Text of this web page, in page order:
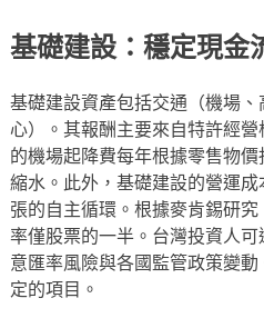
基礎建設：穩定現金
基礎建設資產包括交通（機場
心）。其報酬主要來自特許經
的機場起降費每年根據零售物
縮水。此外，基礎建設的營運
張的自主循環。根據麥肯錫研
率僅股票的一半。台灣投資人
意匯率風險與各國監管政策變
定的項目。